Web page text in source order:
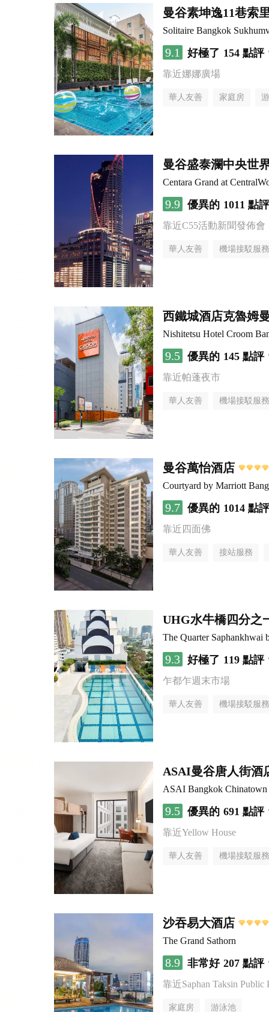
曼谷素坤逸11巷索
Solitaire Bangkok
9.1 好極了 154 點評
靠近娜娜廣場
華人友善 家庭房
曼谷盛泰瀾中央世
Centara Grand at
9.9 優異的 1011 點評
靠近C55活動新聞發佈會
華人友善 機場接駁服務
西鐵城酒店克魯姆
Nishitetsu Hotel Croom
9.5 優異的 145 點評
靠近帕蓬夜市
華人友善 機場接駁服務
曼谷萬怡酒店
Courtyard by Marriott
9.7 優異的 1014 點評
靠近四面佛
華人友善 接站服務
UHG水牛橋四分之
The Quarter Saphankhwai
9.3 好極了 119 點評
乍都乍週末市場
華人友善 機場接駁服務
ASAI曼谷唐人街酒
ASAI Bangkok Chinatown
9.5 優異的 691 點評
靠近Yellow House
華人友善 機場接駁服務
沙吞易大酒店
The Grand Sathorn
8.9 非常好 207 點評
靠近Saphan Taksin Public
家庭房 游泳池